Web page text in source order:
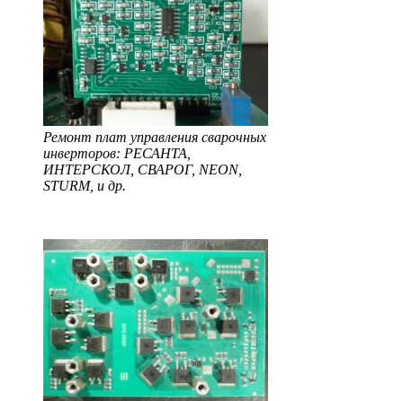
Ремонт плат управления сварочных
инверторов: РЕСАНТА,
ИНТЕРСКОЛ, СВАРОГ, NEON,
STURM, и др.